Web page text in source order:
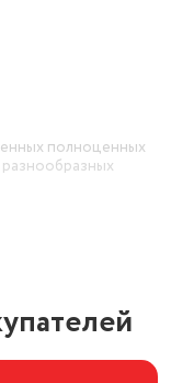
полноценных
разнообразных